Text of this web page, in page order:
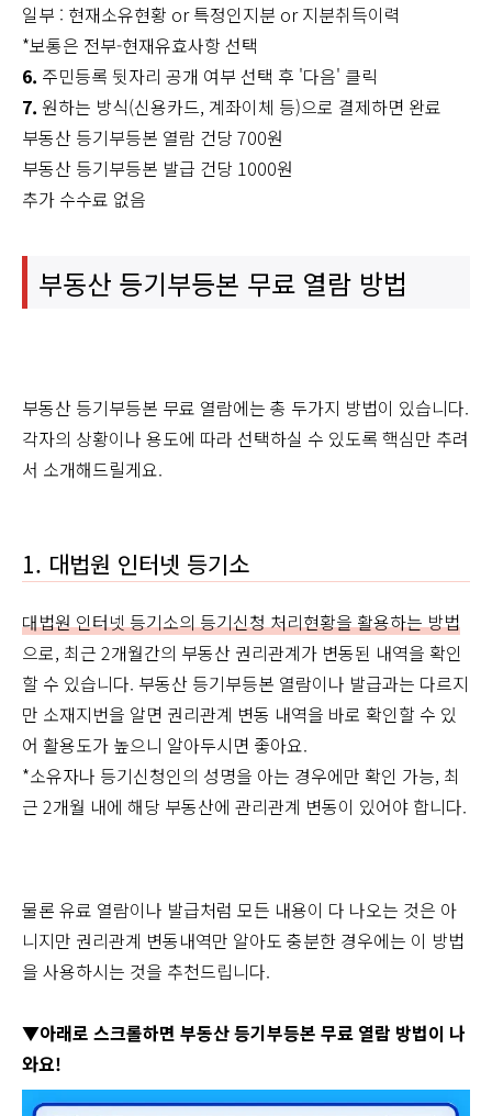
일부 : 현재소유현황 or 특정인지분 or 지분취득이력
*보통은 전부-현재유효사항 선택
6. 주민등록 뒷자리 공개 여부 선택 후 '다음' 클릭
7. 원하는 방식(신용카드, 계좌이체 등)으로 결제하면 완료
부동산 등기부등본 열람 건당 700원
부동산 등기부등본 발급 건당 1000원
추가 수수료 없음
부동산 등기부등본 무료 열람 방법
부동산 등기부등본 무료 열람에는 총 두가지 방법이 있습니다.
각자의 상황이나 용도에 따라 선택하실 수 있도록 핵심만 추려
서 소개해드릴게요.
1. 대법원 인터넷 등기소
대법원 인터넷 등기소의 등기신청 처리현황을 활용하는 방법
으로, 최근 2개월간의 부동산 권리관계가 변동된 내역을 확인
할 수 있습니다. 부동산 등기부등본 열람이나 발급과는 다르지
만 소재지번을 알면 권리관계 변동 내역을 바로 확인할 수 있
어 활용도가 높으니 알아두시면 좋아요.
*소유자나 등기신청인의 성명을 아는 경우에만 확인 가능, 최
근 2개월 내에 해당 부동산에 관리관계 변동이 있어야 합니다.
물론 유료 열람이나 발급처럼 모든 내용이 다 나오는 것은 아
니지만 권리관계 변동내역만 알아도 충분한 경우에는 이 방법
을 사용하시는 것을 추천드립니다.
▼아래로 스크롤하면 부동산 등기부등본 무료 열람 방법이 나
와요!